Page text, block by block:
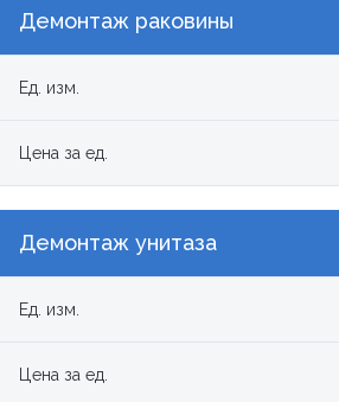
Демонтаж раковины
Ед. изм.
Цена за ед.
Демонтаж унитаза
Ед. изм.
Цена за ед.